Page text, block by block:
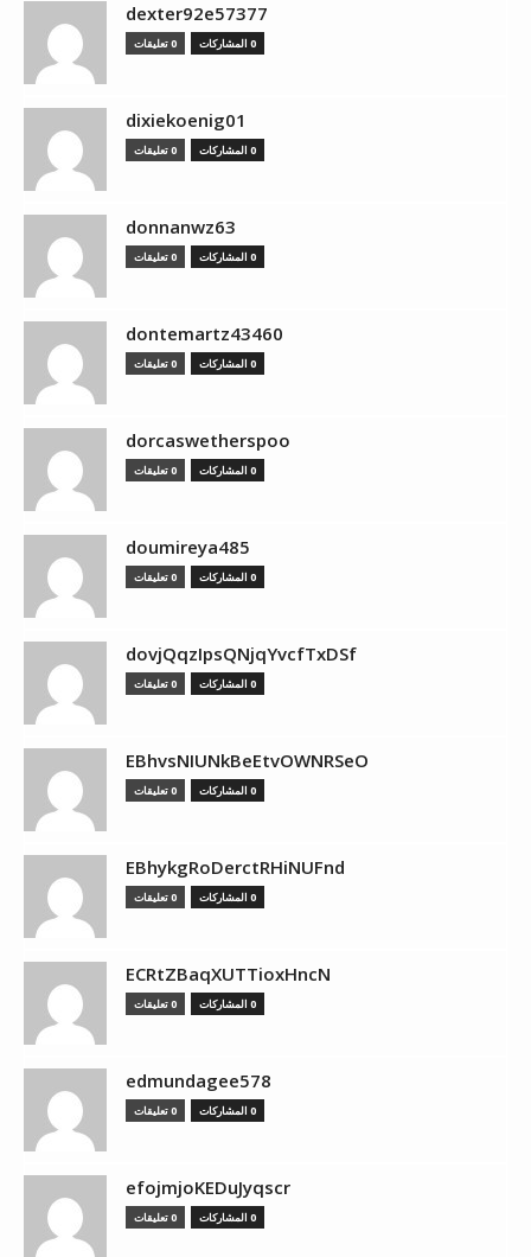
dexter92e57377
0 المشاركات 0 تعليقات
dixiekoenig01
0 المشاركات 0 تعليقات
donnanwz63
0 المشاركات 0 تعليقات
dontemartz43460
0 المشاركات 0 تعليقات
dorcaswetherspoo
0 المشاركات 0 تعليقات
doumireya485
0 المشاركات 0 تعليقات
dovjQqzIpsQNjqYvcfTxDSf
0 المشاركات 0 تعليقات
EBhvsNIUNkBeEtvOWNRSeO
0 المشاركات 0 تعليقات
EBhykgRoDerctRHiNUFnd
0 المشاركات 0 تعليقات
ECRtZBaqXUTTioxHncN
0 المشاركات 0 تعليقات
edmundagee578
0 المشاركات 0 تعليقات
efojmjoKEDuJyqscr
0 المشاركات 0 تعليقات